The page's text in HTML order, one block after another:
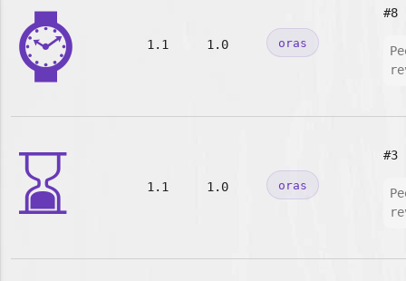
⌚ 1.1 1.0 oras
#8
⌛ 1.1 1.0 oras
#3